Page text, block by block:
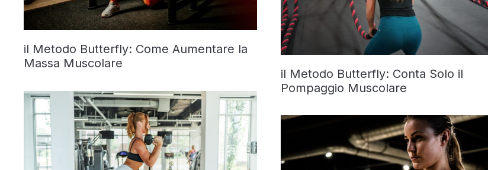
il Metodo Butterfly: Come Aumentare la
Massa Muscolare
il Metodo Butterfly: Conta Solo il
Pompaggio Muscolare